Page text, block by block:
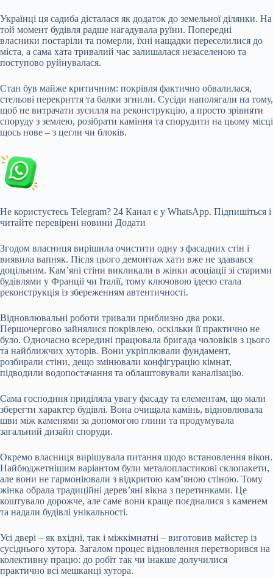
Українці ця садиба дісталася як додаток до земельної ділянки. На
той момент будівля радше нагадувала руїни. Попередні
власники постаріли та померли, їхні нащадки переселилися до
міста, а сама хата тривалий час залишалася незаселеною та
поступово руйнувалася.
Стан був майже критичним: покрівля фактично обвалилася,
стельові перекриття та балки згнили. Сусіди наполягали на тому,
щоб не витрачати зусилля на реконструкцію, а просто зрівняти
споруду з землею, розібрати каміння та спорудити на цьому місці
щось нове – з цегли чи блоків.
Не користуєтесь Telegram? 24 Канал є у WhatsApp. Підпишіться і
читайте перевірені новини Додати
Згодом власниця вирішила очистити одну з фасадних стін і
виявила вапняк. Після цього демонтаж хати вже не здавався
доцільним. Кам’яні стіни викликали в жінки асоціації зі старими
будівлями у Франції чи Італії, тому ключовою ідеєю стала
реконструкція із збереженням автентичності.
Відновлювальні роботи тривали приблизно два роки.
Першочергово зайнялися покрівлею, оскільки її практично не
було. Одночасно всередині працювала бригада чоловіків з цього
та найближчих хуторів. Вони укріплювали фундамент,
розбирали стіни, дещо змінювали конфігурацію кімнат,
підводили водопостачання та облаштовували каналізацію.
Сама господиня приділяла увагу фасаду та елементам, що мали
зберегти характер будівлі. Вона очищала камінь, відновлювала
шви між каменями за допомогою глини та продумувала
загальний дизайн споруди.
Окремо власниця вирішувала питання щодо встановлення вікон.
Найбюджетнішим варіантом були металопластикові склопакети,
але вони не гармоніювали з відкритою кам’яною стіною. Тому
жінка обрала традиційні дерев’яні вікна з перетинками. Це
коштувало дорожче, але саме вони краще поєдналися з каменем
та надали будівлі унікальності.
Усі двері – як вхідні, так і міжкімнатні – виготовив майстер із
сусіднього хутора. Загалом процес відновлення перетворився на
колективну працю: до робіт так чи інакше долучилися
практично всі мешканці хутора.